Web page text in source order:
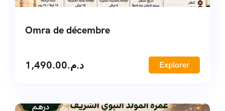
Omra de décembre
د.م.1,490.00 Explorer